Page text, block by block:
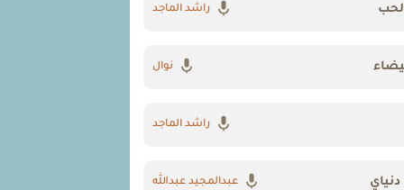
راشد الماجد
نوال
راشد الماجد
عبدالمجيد عبدالله